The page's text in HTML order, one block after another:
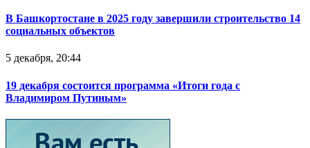
В Башкортостане в 2025 году завершили строительство 14
социальных объектов
5 декабря, 20:44
19 декабря состоится программа «Итоги года с
Владимиром Путиным»